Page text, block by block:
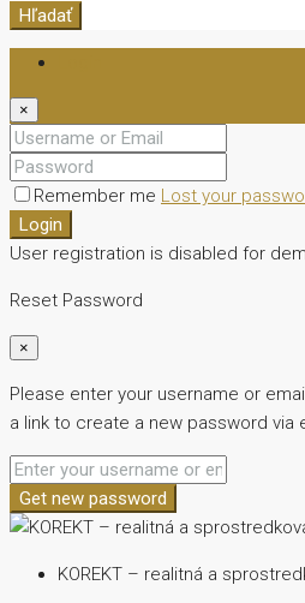
Hľadať
×
Remember me Lost your
Login
User registration is disabled for
Reset Password
×
Please enter your username or
a link to create a new password via
Get new password
KOREKT – realitná a